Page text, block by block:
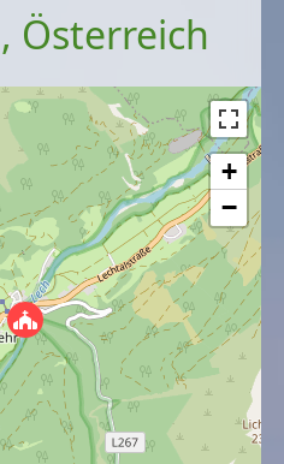
, Österreich
+
−